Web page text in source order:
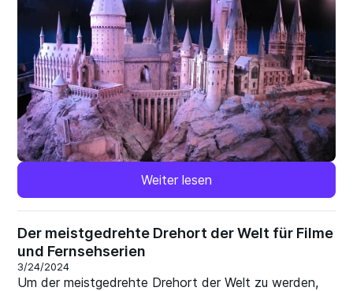
Weiter lesen
Der meistgedrehte Drehort der Welt für Filme
und Fernsehserien
3/24/2024
Um der meistgedrehte Drehort der Welt zu werden,